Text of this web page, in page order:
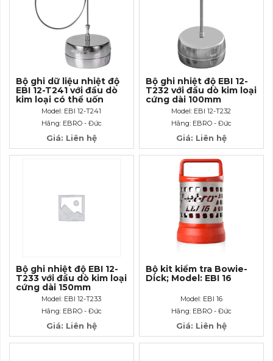
Bộ ghi dữ liệu nhiệt độ
EBI 12-T241 với đầu dò
kim loại có thể uốn
cong dài 500mm
Model: EBI 12-T241
Hãng: EBRO - Đức
Giá: Liên hệ
Bộ ghi nhiệt độ EBI 12-
T232 với đầu dò kim loại
cứng dài 100mm
Model: EBI 12-T232
Hãng: EBRO - Đức
Giá: Liên hệ
Bộ ghi nhiệt độ EBI 12-
T233 với đầu dò kim loại
cứng dài 150mm
Model: EBI 12-T233
Hãng: EBRO - Đức
Giá: Liên hệ
Bộ kit kiểm tra Bowie-
Dick; Model: EBI 16
Model: EBI 16
Hãng: EBRO - Đức
Giá: Liên hệ